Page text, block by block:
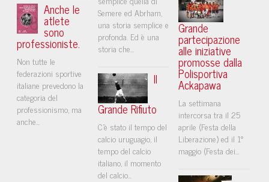
Anche le
atlete
sono
professioniste.
Non tutte le
federazioni sportive
italiane prevedono la
categoria del
professionismo, ma
anche...
Semere ed Abrham,
una storia semplice e
profonda. Ed è una
storia che...
Il
Grande Rifiuto
C’è stato il tempo del
calcio uruguagio, il
tempo del calcio
italiano, il momento
del calcio...
Grande
partecipazione
alle iniziative
promosse dalla
Polisportiva
Ackapawa
La settimana
intercorsa tra il 25
aprile (Festa della
Liberazione) ed il 1°
maggio (Festa dei...